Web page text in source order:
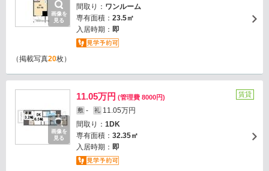
画像を
見る
間取り： ワンルーム
専有面積： 23.5㎡
入居時期： 即
（掲載写真20枚）
画像を
見る
11.05万円 (管理費 8000円)
敷 - 礼 11.05万円
間取り： 1DK
専有面積： 32.35㎡
入居時期： 即
賃貸